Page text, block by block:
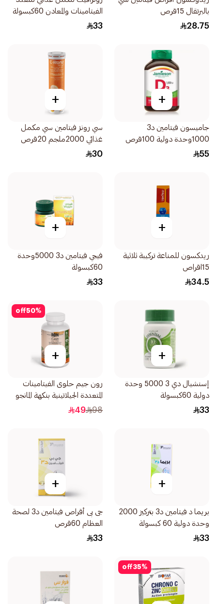
بالبرتقال 15قرص
28.75
الفيتامينات والمعادن 60كبسولة
33
+
جاميسون فيتامين د3
1000وحدة دولية 100قرص
55
+
سي رونز فيتامين سي مكمل
غذائي 2000ملجم 20قرص
30
+
ريدكسون للمناعة تركيبة ثلاثية
15اقراص
34.5
+
فيجي فيتامين د3 5000وحدة
60كبسولة
33
+
إسنشيال دي 3 5000 وحدة
دولية 60كبسولة
33
50%
off
+
رون جيم حلوى الفيتامينات
المتعددة الجيلاتينية بنكهة المانجو
الطبيعية 60قطعة
98
49
+
بريما د فيتامين د3 بتركيز 2000
وحدة دولية 60 كبسولة
33
+
جى بى أقراص فيتامين د3 لصحة
العظام 60قرص
33
35%
off